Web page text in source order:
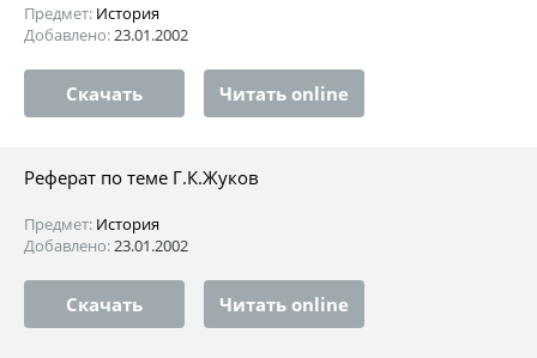
Предмет: История
Добавлено:23.01.2002
Скачать Читать online
Реферат по теме Г.К.Жуков
Предмет: История
Добавлено:23.01.2002
Скачать Читать online